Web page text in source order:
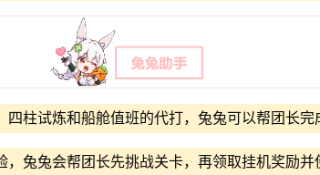
四柱试炼和船舱值班的代打，兔兔可以帮团长完
，兔兔会帮团长先挑战关卡，再领取挂机奖励